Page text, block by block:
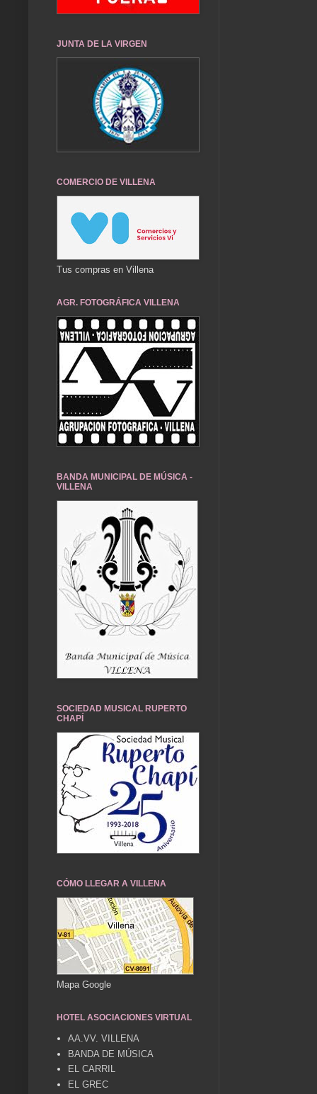
JUNTA DE LA VIRGEN
COMERCIO DE VILLENA
Tus compras en Villena
AGR. FOTOGRÁFICA VILLENA
BANDA MUNICIPAL DE MÚSICA -
VILLENA
SOCIEDAD MUSICAL RUPERTO
CHAPÍ
CÓMO LLEGAR A VILLENA
Mapa Google
HOTEL ASOCIACIONES VIRTUAL
AA.VV. VILLENA
BANDA DE MÚSICA
EL CARRIL
EL GREC